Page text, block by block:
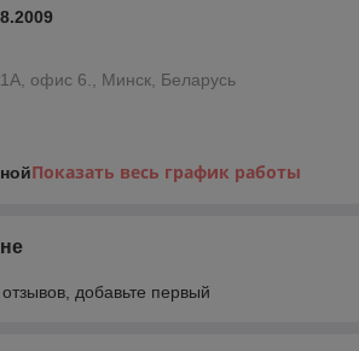
офис 6., Минск, Беларусь
Показать весь график работы
добавьте первый